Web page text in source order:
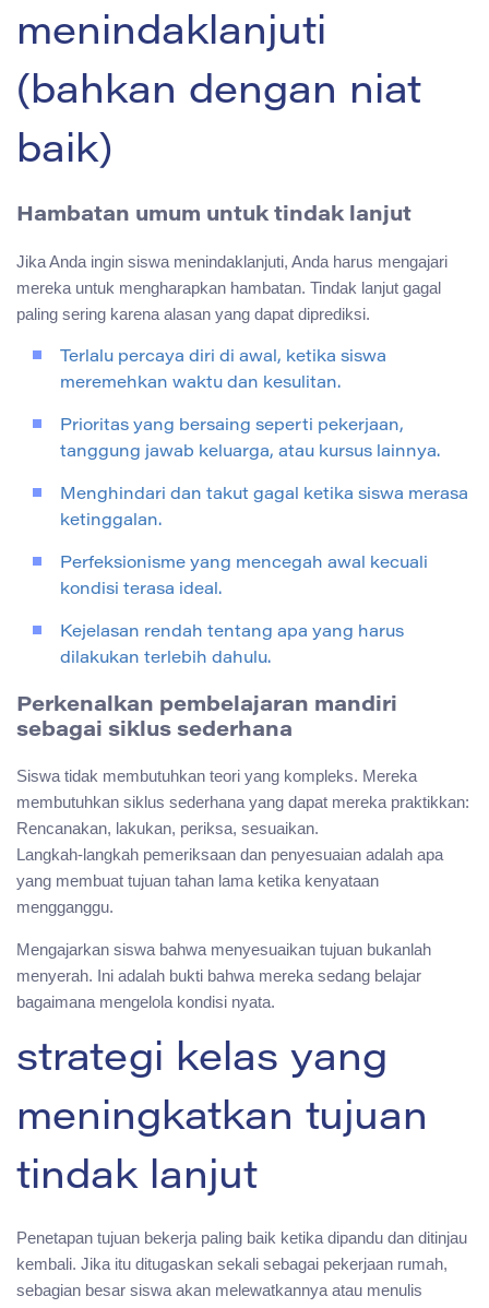
menindaklanjuti
(bahkan dengan niat
baik)
Hambatan umum untuk tindak lanjut
Jika Anda ingin siswa menindaklanjuti, Anda harus mengajari
mereka untuk mengharapkan hambatan. Tindak lanjut gagal
paling sering karena alasan yang dapat diprediksi.
Terlalu percaya diri di awal, ketika siswa
meremehkan waktu dan kesulitan.
Prioritas yang bersaing seperti pekerjaan,
tanggung jawab keluarga, atau kursus lainnya.
Menghindari dan takut gagal ketika siswa merasa
ketinggalan.
Perfeksionisme yang mencegah awal kecuali
kondisi terasa ideal.
Kejelasan rendah tentang apa yang harus
dilakukan terlebih dahulu.
Perkenalkan pembelajaran mandiri
sebagai siklus sederhana
Siswa tidak membutuhkan teori yang kompleks. Mereka
membutuhkan siklus sederhana yang dapat mereka praktikkan:
Rencanakan, lakukan, periksa, sesuaikan.
Langkah-langkah pemeriksaan dan penyesuaian adalah apa
yang membuat tujuan tahan lama ketika kenyataan
mengganggu.
Mengajarkan siswa bahwa menyesuaikan tujuan bukanlah
menyerah. Ini adalah bukti bahwa mereka sedang belajar
bagaimana mengelola kondisi nyata.
strategi kelas yang
meningkatkan tujuan
tindak lanjut
Penetapan tujuan bekerja paling baik ketika dipandu dan ditinjau
kembali. Jika itu ditugaskan sekali sebagai pekerjaan rumah,
sebagian besar siswa akan melewatkannya atau menulis